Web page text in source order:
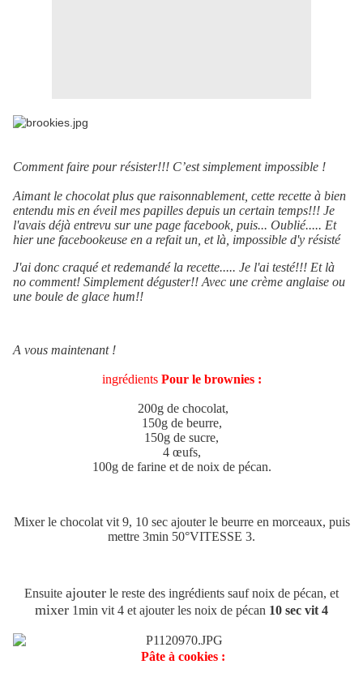
Comment faire pour résister!!! C’est simplement impossible !
Aimant le chocolat plus que raisonnablement, cette recette à bien
entendu mis en éveil mes papilles depuis un certain temps!!! Je
l'avais déjà entrevu sur une page facebook, puis... Oublié..... Et
hier une facebookeuse en a refait un, et là, impossible d'y résisté
J'ai donc craqué et redemandé la recette..... Je l'ai testé!!! Et là
no comment! Simplement déguster!! Avec une crème anglaise ou
une boule de glace hum!!
A vous maintenant !
ingrédients Pour le brownies :
200g de chocolat,
150g de beurre,
150g de sucre,
4 œufs,
100g de farine et de noix de pécan.
Mixer le chocolat vit 9, 10 sec ajouter le beurre en morceaux, puis
mettre 3min 50°VITESSE 3.
Ensuite ajouter le reste des ingrédients sauf noix de pécan, et
mixer 1min vit 4 et ajouter les noix de pécan 10 sec vit 4
Pâte à cookies :